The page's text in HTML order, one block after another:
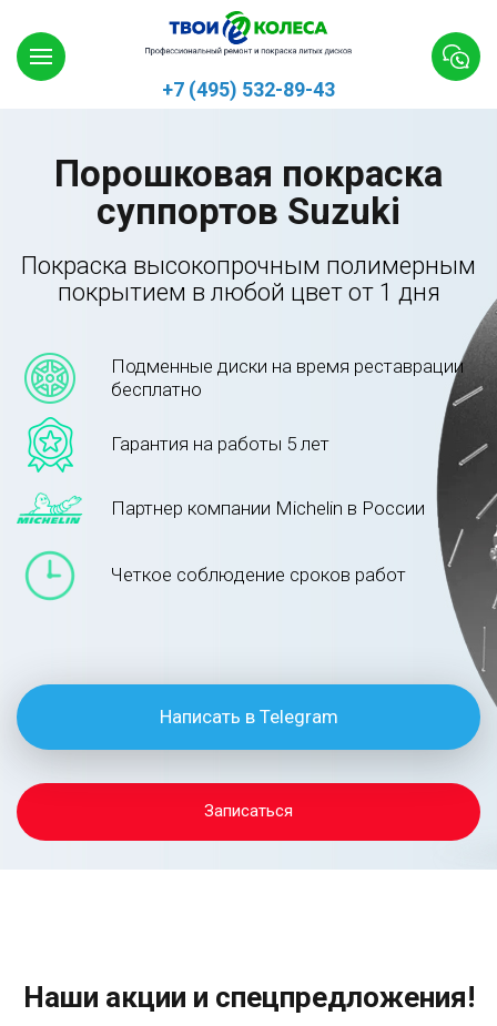
+7 (495) 532-89-43
Порошковая покраска
суппортов Suzuki
Покраска высокопрочным полимерным
покрытием в любой цвет от 1 дня
Подменные диски на время реставрации
бесплатно
Гарантия на работы 5 лет
Партнер компании Michelin в России
Четкое соблюдение сроков работ
Написать в Telegram
Записаться
Наши акции и спецпредложения!